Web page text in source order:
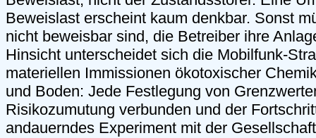
Beweislast erscheint kaum denkbar. Sonst
nicht beweisbar sind, die Betreiber ihre
Hinsicht unterscheidet sich die Mobilfunk-
materiellen Immissionen ökotoxischer
und Boden: Jede Festlegung von
Risikozumutung verbunden und der
andauerndes Experiment mit der